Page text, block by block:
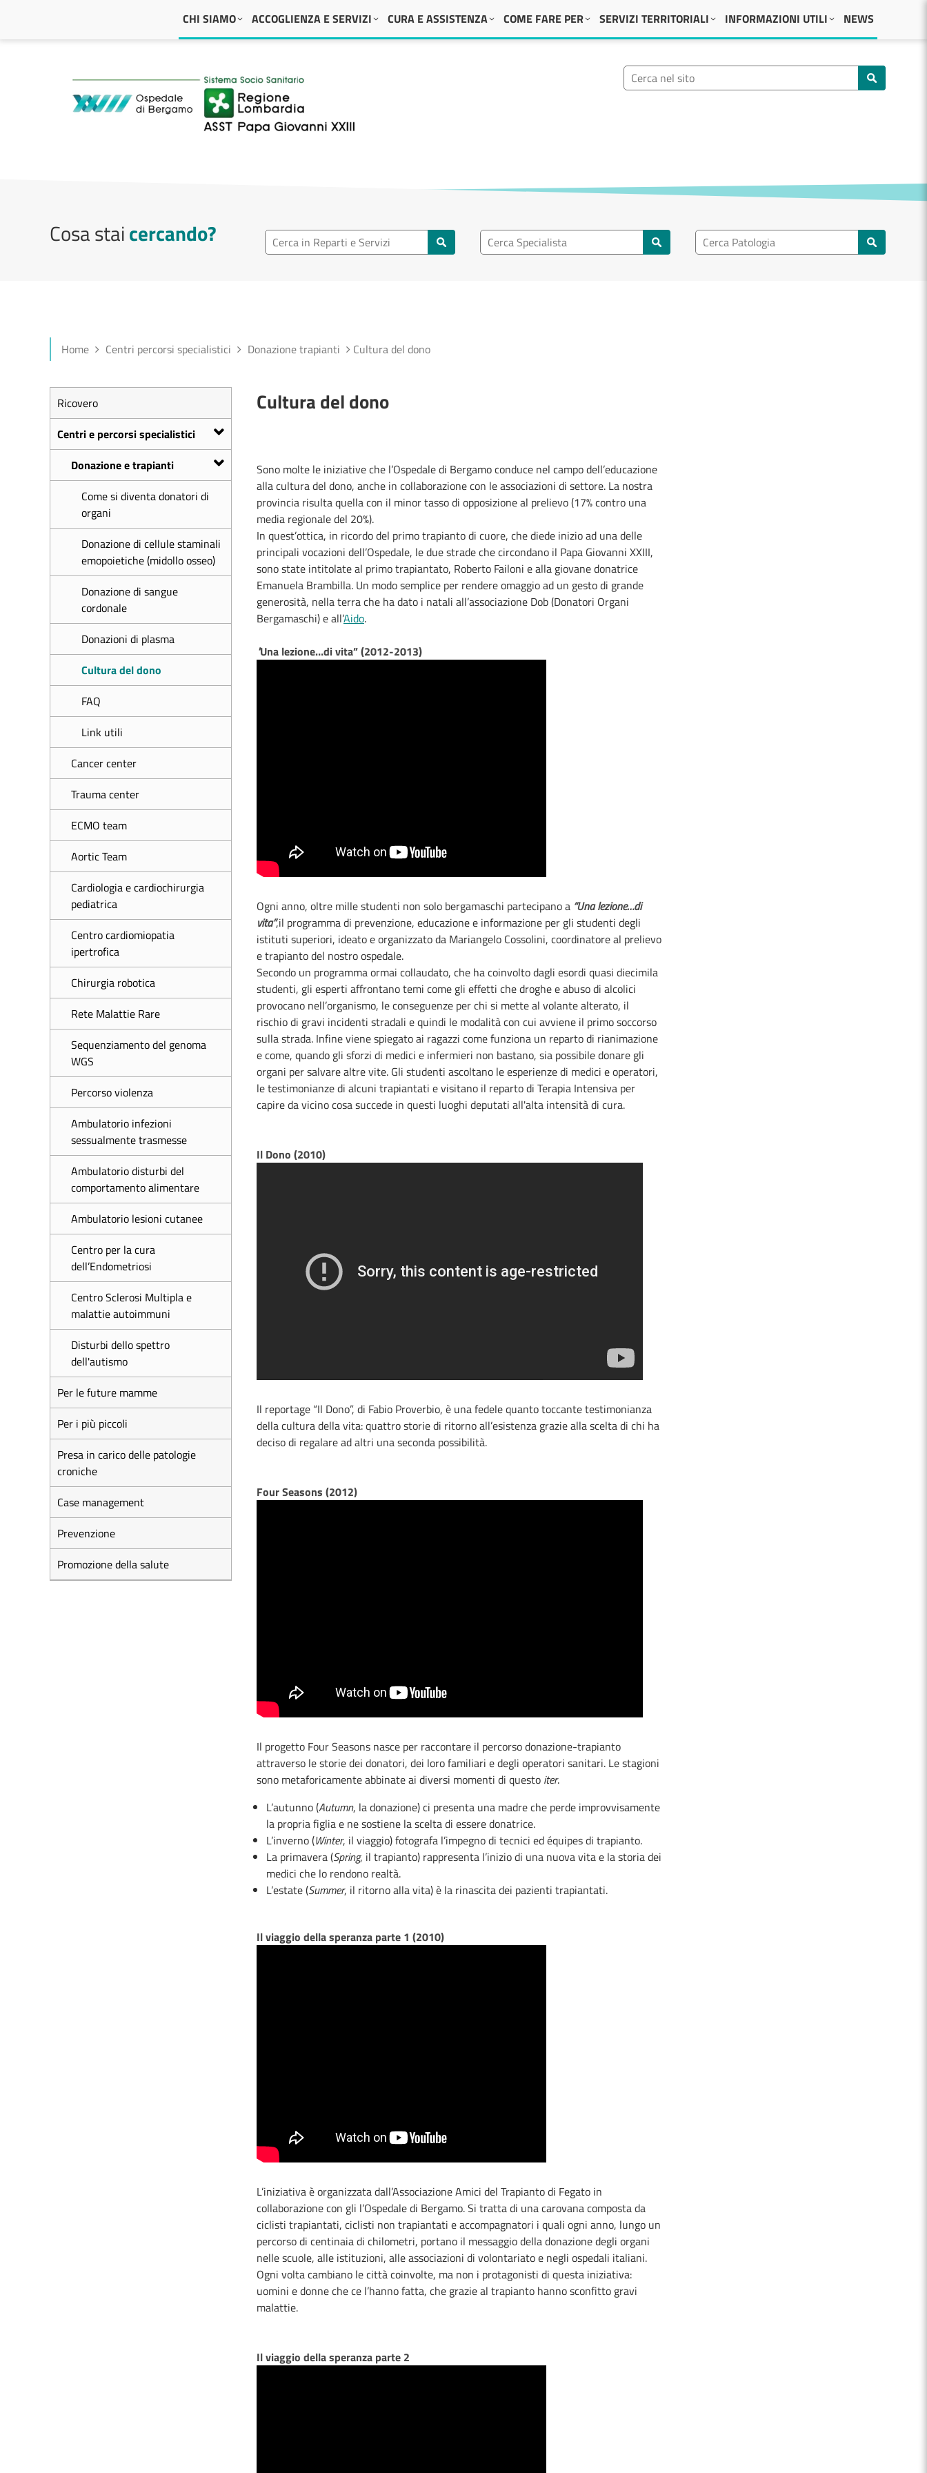
Navigazione principaleCHI SIAMO ACCOGLIENZA E SERVIZI CURA E ASSISTENZA COME FARE PER SERVIZI TERRITORIALI INFORMAZIONI UTILI NEWS
ASST Papa Giovanni XXIII
Ricerca nel sito
Cosa staicercando? Ricerca reparto Ricerca specialisti Ricerca nel patologia
Home Centri percorsi specialistici Donazione trapianti Cultura del dono
Cultura del dono
Sono molte le iniziative che l’Ospedale di Bergamo conduce nel campo dell’educazione
alla cultura del dono, anche in collaborazione con le associazioni di settore. La nostra
provincia risulta quella con il minor tasso di opposizione al prelievo (17% contro una
media regionale del 20%).
In quest’ottica, in ricordo del primo trapianto di cuore, che diede inizio ad una delle
principali vocazioni dell’Ospedale, le due strade che circondano il Papa Giovanni XXIII,
sono state intitolate al primo trapiantato, Roberto Failoni e alla giovane donatrice
Emanuela Brambilla. Un modo semplice per rendere omaggio ad un gesto di grande
generosità, nella terra che ha dato i natali all’associazione Dob (Donatori Organi
Bergamaschi) e all’Aido.
"Una lezione…di vita” (2012-2013)
Ogni anno, oltre mille studenti non solo bergamaschi partecipano a “Una lezione…di
vita”,il programma di prevenzione, educazione e informazione per gli studenti degli
istituti superiori, ideato e organizzato da Mariangelo Cossolini, coordinatore al prelievo
e trapianto del nostro ospedale.
Secondo un programma ormai collaudato, che ha coinvolto dagli esordi quasi diecimila
studenti, gli esperti affrontano temi come gli effetti che droghe e abuso di alcolici
provocano nell’organismo, le conseguenze per chi si mette al volante alterato, il
rischio di gravi incidenti stradali e quindi le modalità con cui avviene il primo soccorso
sulla strada. Infine viene spiegato ai ragazzi come funziona un reparto di rianimazione
e come, quando gli sforzi di medici e infermieri non bastano, sia possibile donare gli
organi per salvare altre vite. Gli studenti ascoltano le esperienze di medici e operatori,
le testimonianze di alcuni trapiantati e visitano il reparto di Terapia Intensiva per
capire da vicino cosa succede in questi luoghi deputati all'alta intensità di cura.
Il Dono (2010)
Il reportage “Il Dono”, di Fabio Proverbio, è una fedele quanto toccante testimonianza
della cultura della vita: quattro storie di ritorno all’esistenza grazie alla scelta di chi ha
deciso di regalare ad altri una seconda possibilità.
Four Seasons (2012)
Il progetto Four Seasons nasce per raccontare il percorso donazione-trapianto
attraverso le storie dei donatori, dei loro familiari e degli operatori sanitari. Le stagioni
sono metaforicamente abbinate ai diversi momenti di questo iter.
L’autunno (Autumn, la donazione) ci presenta una madre che perde improvvisamente
la propria figlia e ne sostiene la scelta di essere donatrice.
L’inverno (Winter, il viaggio) fotografa l’impegno di tecnici ed équipes di trapianto.
La primavera (Spring, il trapianto) rappresenta l’inizio di una nuova vita e la storia dei
medici che lo rendono realtà.
L’estate (Summer, il ritorno alla vita) è la rinascita dei pazienti trapiantati.
Il viaggio della speranza parte 1 (2010)
L’iniziativa è organizzata dall’Associazione Amici del Trapianto di Fegato in
collaborazione con gli l’Ospedale di Bergamo. Si tratta di una carovana composta da
ciclisti trapiantati, ciclisti non trapiantati e accompagnatori i quali ogni anno, lungo un
percorso di centinaia di chilometri, portano il messaggio della donazione degli organi
nelle scuole, alle istituzioni, alle associazioni di volontariato e negli ospedali italiani.
Ogni volta cambiano le città coinvolte, ma non i protagonisti di questa iniziativa:
uomini e donne che ce l’hanno fatta, che grazie al trapianto hanno sconfitto gravi
malattie.
Il viaggio della speranza parte 2
Ricovero
Centri e percorsi specialistici
Donazione e trapianti
Come si diventa donatori di
organi
Donazione di cellule staminali
emopoietiche (midollo osseo)
Donazione di sangue
cordonale
Donazioni di plasma
Cultura del dono
FAQ
Link utili
Cancer center
Trauma center
ECMO team
Aortic Team
Cardiologia e cardiochirurgia
pediatrica
Centro cardiomiopatia
ipertrofica
Chirurgia robotica
Rete Malattie Rare
Sequenziamento del genoma
WGS
Percorso violenza
Ambulatorio infezioni
sessualmente trasmesse
Ambulatorio disturbi del
comportamento alimentare
Ambulatorio lesioni cutanee
Centro per la cura
dell’Endometriosi
Centro Sclerosi Multipla e
malattie autoimmuni
Disturbi dello spettro
dell'autismo
Per le future mamme
Per i più piccoli
Presa in carico delle patologie
croniche
Case management
Prevenzione
Promozione della salute